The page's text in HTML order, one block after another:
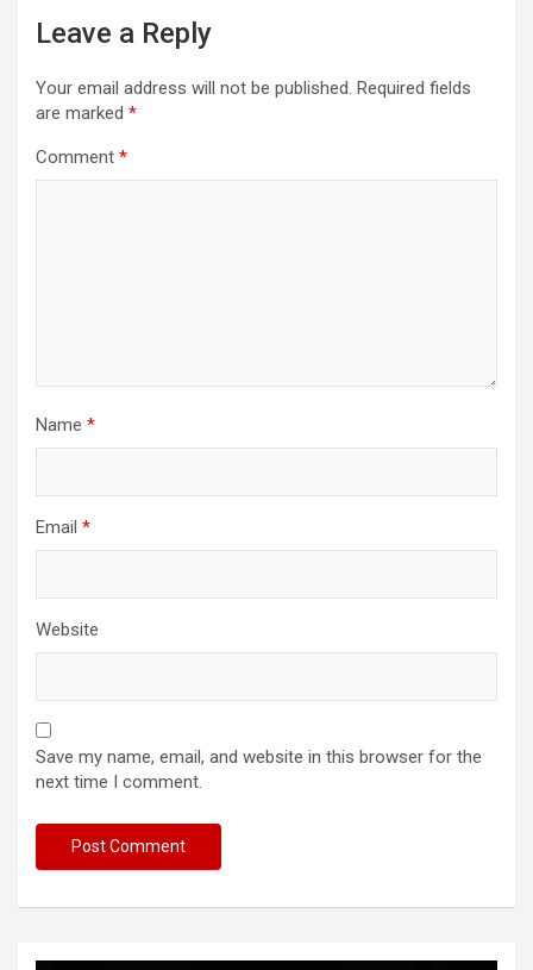
Leave a Reply
Your email address will not be published. Required fields
are marked *
Comment *
Name *
Email *
Website
Save my name, email, and website in this browser for the
next time I comment.